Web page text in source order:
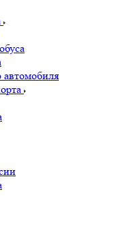
автомобиля